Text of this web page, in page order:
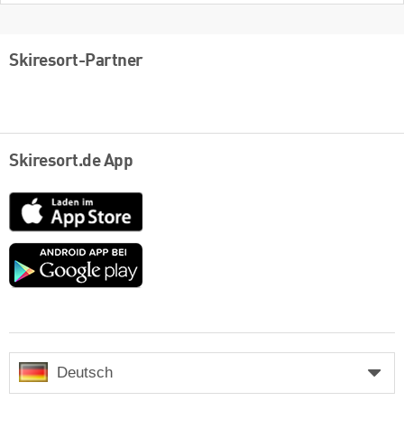
Skiresort-Partner
Skiresort.de App
App
Store
Google
Deutsch